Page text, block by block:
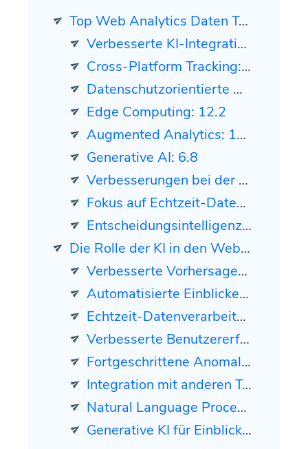
Top Web Analytics Daten Trends im Jahr 2024
Verbesserte KI-Integration: 25,4%
Cross-Platform Tracking: 18.4
Datenschutzorientierte Datenstrategien: 14.3
Edge Computing: 12.2
Augmented Analytics: 11.3
Generative AI: 6.8
Verbesserungen bei der Datenvisualisierung: 4.4
Fokus auf Echtzeit-Datenanalyse: 4.2
Entscheidungsintelligenz: 2.9
Die Rolle der KI in den Web-Analytik-Trends für 2024
Verbesserte Vorhersageanalytik: 20,1%
Automatisierte Einblicke und Berichterstattung: 19,1%
Echtzeit-Datenverarbeitung: 13,2%
Verbesserte Benutzererfahrung durch Personalisierung: 12,1%
Fortgeschrittene Anomalieerkennung: 9,9%
Integration mit anderen Technologien: 9,3%
Natural Language Processing (NLP): 9,1%
Generative KI für Einblicke: 7,2%